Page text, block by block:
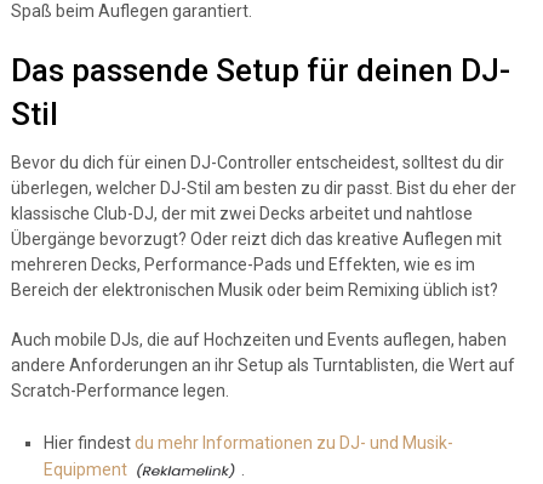
Spaß beim Auflegen garantiert.
Das passende Setup für deinen DJ-
Stil
Bevor du dich für einen DJ-Controller entscheidest, solltest du dir
überlegen, welcher DJ-Stil am besten zu dir passt. Bist du eher der
klassische Club-DJ, der mit zwei Decks arbeitet und nahtlose
Übergänge bevorzugt? Oder reizt dich das kreative Auflegen mit
mehreren Decks, Performance-Pads und Effekten, wie es im
Bereich der elektronischen Musik oder beim Remixing üblich ist?
Auch mobile DJs, die auf Hochzeiten und Events auflegen, haben
andere Anforderungen an ihr Setup als Turntablisten, die Wert auf
Scratch-Performance legen.
Hier findestdu mehr Informationen zu DJ- und Musik-
Equipment